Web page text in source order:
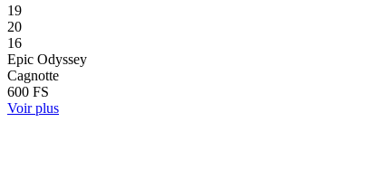
19
20
16
Epic Odyssey
Cagnotte
600 FS
Voir plus